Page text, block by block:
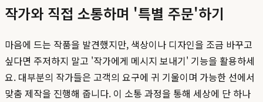
작가와 직접 소통하며 '특별 주문'하기
마음에 드는 작품을 발견했지만, 색상이나 디자인을 조금 바꾸고
싶다면 주저하지 말고 '작가에게 메시지 보내기' 기능을 활용하세
요. 대부분의 작가들은 고객의 요구에 귀 기울이며 가능한 선에서
맞춤 제작을 진행해 줍니다. 이 소통 과정을 통해 세상에 단 하나